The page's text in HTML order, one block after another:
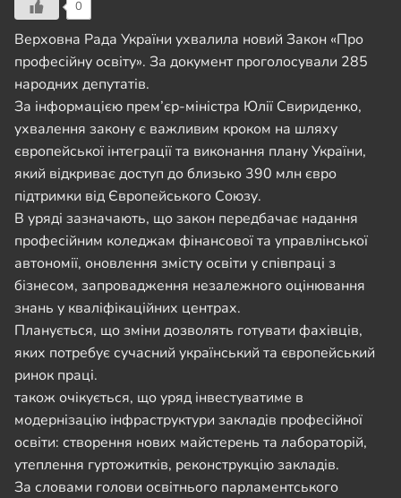
0
Верховна Рада України ухвалила новий Закон «Про
професійну освіту». За документ проголосували 285
народних депутатів.
За інформацією прем’єр-міністра Юлії Свириденко,
ухвалення закону є важливим кроком на шляху
європейської інтеграції та виконання плану України,
який відкриває доступ до близько 390 млн євро
підтримки від Європейського Союзу.
В уряді зазначають, що закон передбачає надання
професійним коледжам фінансової та управлінської
автономії, оновлення змісту освіти у співпраці з
бізнесом, запровадження незалежного оцінювання
знань у кваліфікаційних центрах.
Планується, що зміни дозволять готувати фахівців,
яких потребує сучасний український та європейський
ринок праці.
також очікується, що уряд інвестуватиме в
модернізацію інфраструктури закладів професійної
освіти: створення нових майстерень та лабораторій,
утеплення гуртожитків, реконструкцію закладів.
За словами голови освітнього парламентського